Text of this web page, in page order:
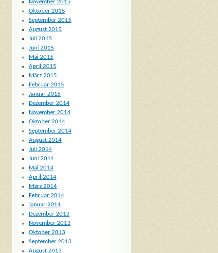
November 2015
Oktober 2015
September 2015
August 2015
Juli 2015
Juni 2015
Mai 2015
April 2015
März 2015
Februar 2015
Januar 2015
Dezember 2014
November 2014
Oktober 2014
September 2014
August 2014
Juli 2014
Juni 2014
Mai 2014
April 2014
März 2014
Februar 2014
Januar 2014
Dezember 2013
November 2013
Oktober 2013
September 2013
August 2013